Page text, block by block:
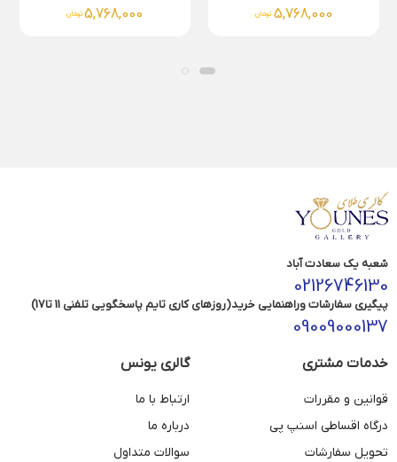
5,768,000 تومان 5,210,000 تومان
شعبه یک سعادت آباد
02126746130
پیگیری سفارشات وراهنمایی خرید(روزهای کاری تایم پاسخگویی تلفنی 11 تا17)
09009000137
خدمات مشتری
قوانین و مقررات
درگاه اقساطی اسنپ پی
تحویل سفارشات
گالری یونس
ارتباط با ما
درباره ما
سوالات متداول